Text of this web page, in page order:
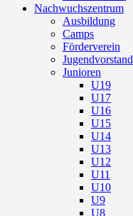
Nachwuchszentrum
Ausbildung
Camps
Förderverein
Jugendvorstand
Junioren
U19
U17
U16
U15
U14
U13
U12
U11
U10
U9
U8